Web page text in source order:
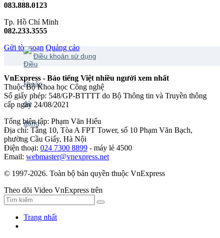
083.888.0123
Tp. Hồ Chí Minh
082.233.3555
Gửi tòa soạn Quảng cáo
Điều khoản sử dụng
VnExpress - Báo tiếng Việt nhiều người xem nhất
Thuộc Bộ Khoa học Công nghệ
Số giấy phép: 548/GP-BTTTT do Bộ Thông tin và Truyền thông
cấp ngày 24/08/2021
Tổng biên tập: Phạm Văn Hiếu
Địa chỉ: Tầng 10, Tòa A FPT Tower, số 10 Phạm Văn Bạch,
phường Cầu Giấy, Hà Nội
Điện thoại: 024 7300 8899 - máy lẻ 4500
Email: webmaster@vnexpress.net
© 1997-2026. Toàn bộ bản quyền thuộc VnExpress
Theo dõi Video VnExpress trên
Trang nhất